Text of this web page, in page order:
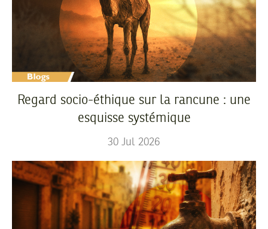
Regard socio-éthique sur la rancune : une
esquisse systémique
30 Jul 2026